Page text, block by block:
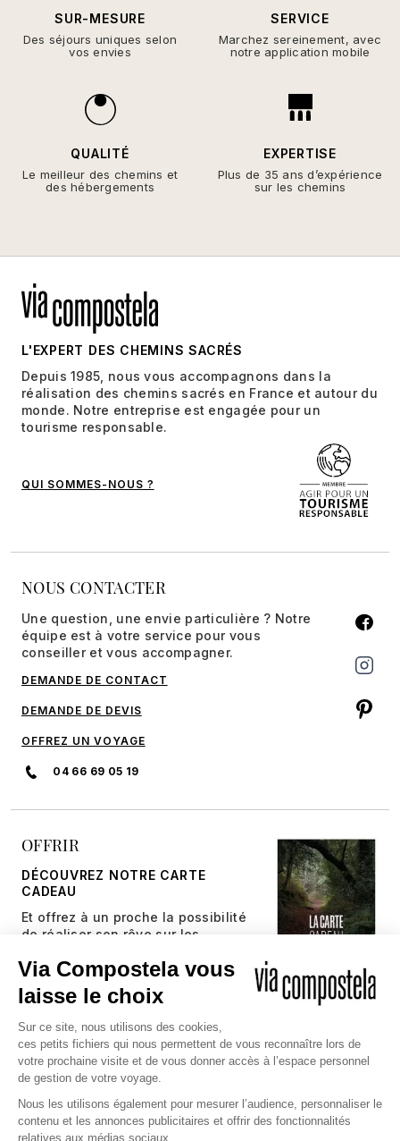
SUR-MESURE
Des séjours uniques selon
vos envies
SERVICE
Marchez sereinement, avec
notre application mobile
QUALITÉ
Le meilleur des chemins et
des hébergements
EXPERTISE
Plus de 35 ans d’expérience
sur les chemins
L'EXPERT DES CHEMINS SACRÉS
Depuis 1985, nous vous accompagnons dans la
réalisation des chemins sacrés en France et autour du
monde. Notre entreprise est engagée pour un
tourisme responsable.
QUI SOMMES-NOUS ?
NOUS CONTACTER
Une question, une envie particulière ? Notre
équipe est à votre service pour vous
conseiller et vous accompagner.
DEMANDE DE CONTACT
DEMANDE DE DEVIS
OFFREZ UN VOYAGE
04 66 69 05 19
OFFRIR
DÉCOUVREZ NOTRE CARTE
CADEAU
Et offrez à un proche la possibilité
de réaliser son rêve sur les
JE DÉCOUVRE
Copyright © 2026 Via Compostela